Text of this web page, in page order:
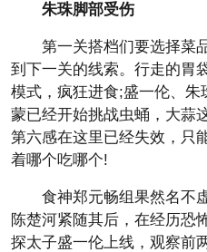
朱珠脚部受伤
第一关搭档们要选择菜
到下一关的线索。行走的胃
模式，疯狂进食;盛一伦、
蒙已经开始挑战虫蛹，大蒜
第六感在这里已经失效，只
着哪个吃哪个!
食神郑元畅组果然名不
陈楚河紧随其后，在经历恐
探太子盛一伦上线，观察前